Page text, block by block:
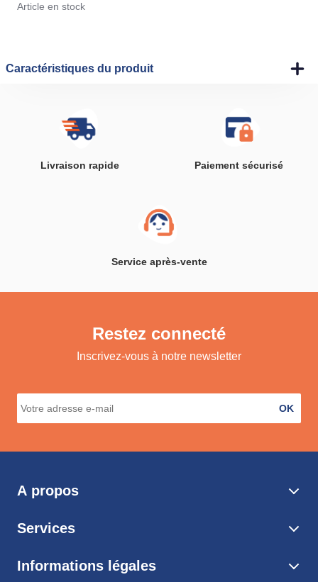
Article en stock
Caractéristiques du produit
Livraison rapide Paiement sécurisé
Service après-vente
Restez connecté
Inscrivez-vous à notre newsletter
OK
A propos
Services
Informations légales